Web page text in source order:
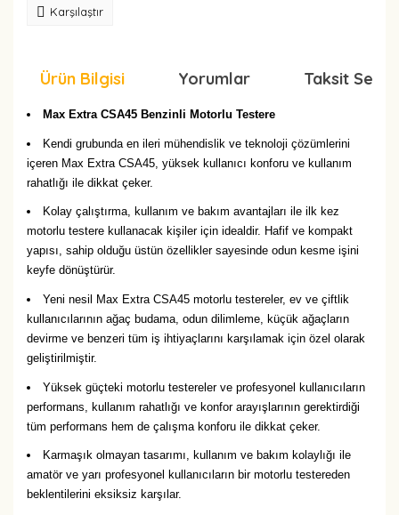
Karşılaştır
Ürün Bilgisi Yorumlar Taksit
Max Extra CSA45 Benzinli Motorlu Testere
Kendi grubunda en ileri mühendislik ve teknoloji çözümlerini
içeren Max Extra CSA45, yüksek kullanıcı konforu ve kullanım
rahatlığı ile dikkat çeker.
Kolay çalıştırma, kullanım ve bakım avantajları ile ilk kez
motorlu testere kullanacak kişiler için idealdir. Hafif ve kompakt
yapısı, sahip olduğu üstün özellikler sayesinde odun kesme işini
keyfe dönüştürür.
Yeni nesil Max Extra CSA45 motorlu testereler, ev ve çiftlik
kullanıcılarının ağaç budama, odun dilimleme, küçük ağaçların
devirme ve benzeri tüm iş ihtiyaçlarını karşılamak için özel olarak
geliştirilmiştir.
Yüksek güçteki motorlu testereler ve profesyonel kullanıcıların
performans, kullanım rahatlığı ve konfor arayışlarının gerektirdiği
tüm performans hem de çalışma konforu ile dikkat çeker.
Karmaşık olmayan tasarımı, kullanım ve bakım kolaylığı ile
amatör ve yarı profesyonel kullanıcıların bir motorlu testereden
beklentilerini eksiksiz karşılar.